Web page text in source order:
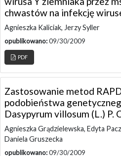
chwastów na infekcję
Agnieszka Kaliciak, Jerzy Syller
opublikowano:09/30/2009
PDF
Zastosowanie metod
podobieństwa
Dasypyrum villosum (L.) P.
Agnieszka Grądzielewska, Edyta
Daniela Gruszecka
opublikowano:09/30/2009